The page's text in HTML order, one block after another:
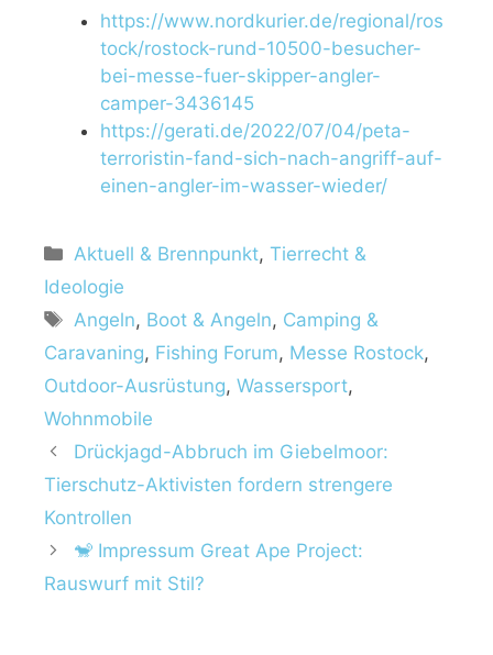
https://www.nordkurier.de/regional/ros
tock/rostock-rund-10500-besucher-
bei-messe-fuer-skipper-angler-
camper-3436145
https://gerati.de/2022/07/04/peta-
terroristin-fand-sich-nach-angriff-auf-
einen-angler-im-wasser-wieder/
Aktuell & Brennpunkt,Tierrecht &
Ideologie
Angeln, Boot & Angeln, Camping &
Caravaning, Fishing Forum, Messe Rostock,
Outdoor-Ausrüstung, Wassersport,
Wohnmobile
Drückjagd-Abbruch im Giebelmoor:
Tierschutz-Aktivisten fordern strengere
Kontrollen
🐒 Impressum Great Ape Project:
Rauswurf mit Stil?